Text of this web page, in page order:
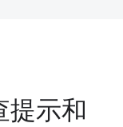
提示和